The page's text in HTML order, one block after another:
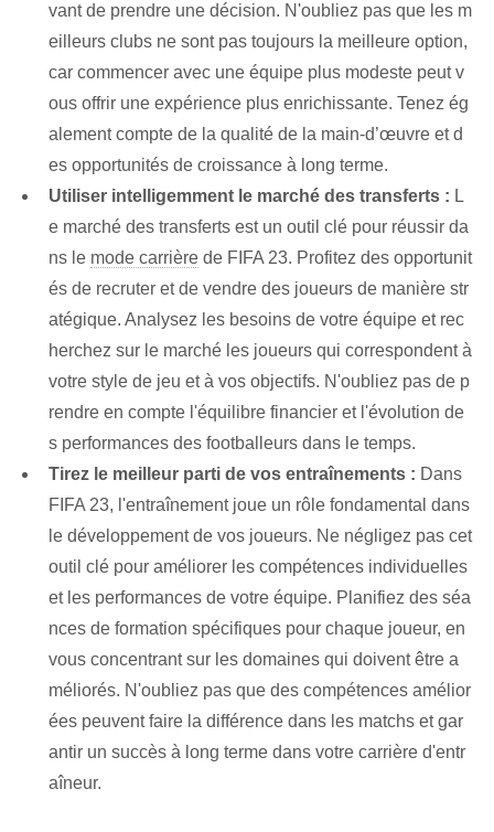
vant de prendre une décision. N'oubliez pas que les m
eilleurs clubs ne sont pas toujours la meilleure option,
car commencer avec une équipe plus modeste peut v
ous offrir une expérience plus enrichissante. Tenez ég
alement compte de la qualité de la main-d’œuvre et d
es opportunités de croissance à long terme.
Utiliser intelligemment le marché des transferts⁢ : L
e marché des transferts est un outil clé pour réussir da
ns le mode carrière de FIFA 23. Profitez des opportunit
és de recruter et de vendre des joueurs de manière str
atégique. Analysez les besoins de votre équipe et rec
herchez sur le marché les joueurs qui correspondent à
votre style de jeu et à vos objectifs. N'oubliez pas de p
rendre en compte l'équilibre financier et l'évolution de
s performances des footballeurs dans le temps.
Tirez le meilleur parti de vos entraînements : Dans
FIFA 23, l'entraînement joue un rôle fondamental dans
le développement de vos joueurs. Ne négligez pas cet
outil clé pour améliorer les compétences individuelles
et les performances de votre équipe. Planifiez des séa
nces de formation spécifiques ‌pour chaque ⁤joueur, ⁢en
vous concentrant sur les domaines qui doivent être a
méliorés. N'oubliez pas que ⁢des ⁤compétences amélior
ées peuvent⁢ faire la différence dans les matchs et gar
antir un succès à long terme dans votre⁤ carrière d'entr
aîneur.